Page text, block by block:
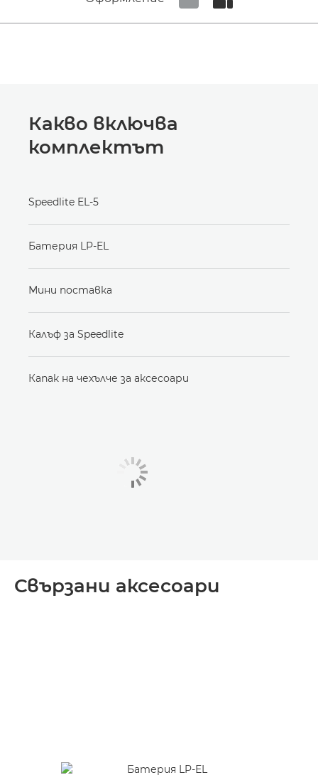
Какво включва
комплектът
Speedlite EL-5
Батерия LP-EL
Мини поставка
Калъф за Speedlite
Капак на чехълче за аксесоари
Свързани аксесоари